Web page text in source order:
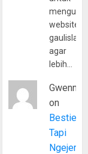
website
agar
lebih…
Gwenny
on
Bestie
Tapi